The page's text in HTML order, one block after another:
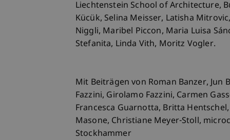
Liechtenstein School of Architecture,
Kücük, Selina Meisser, Latisha
Niggli, Maribel Piccon, Maria Luisa
Stefanita, Linda Vith, Moritz Vogler.
Mit Beiträgen von Roman Banzer,
Fazzini, Girolamo Fazzini, Carmen
Francesca Guarnotta, Britta
Masone, Christiane Meyer-Stoll,
Stockhammer